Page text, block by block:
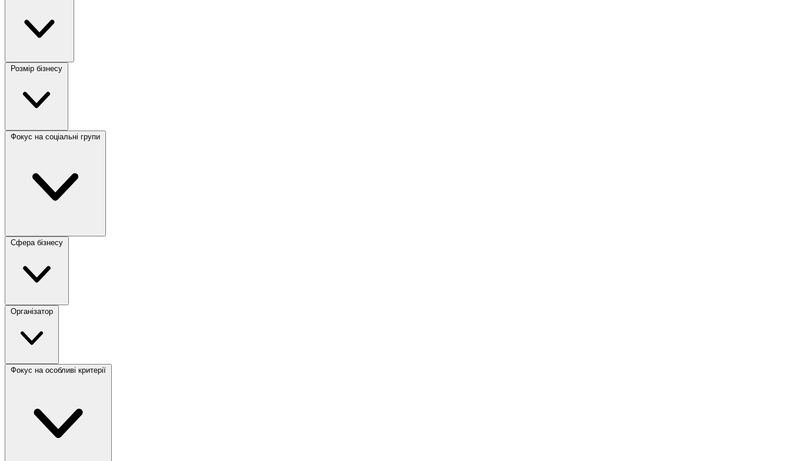
Розмір бізнесу
Фокус на соціальні групи
Сфера бізнесу
Організатор
Фокус на особливі критерії